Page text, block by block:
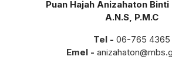
Puan Hajah Anizahaton
A.N.S, P.M.C
Tel - 06-765 4365
Emel -